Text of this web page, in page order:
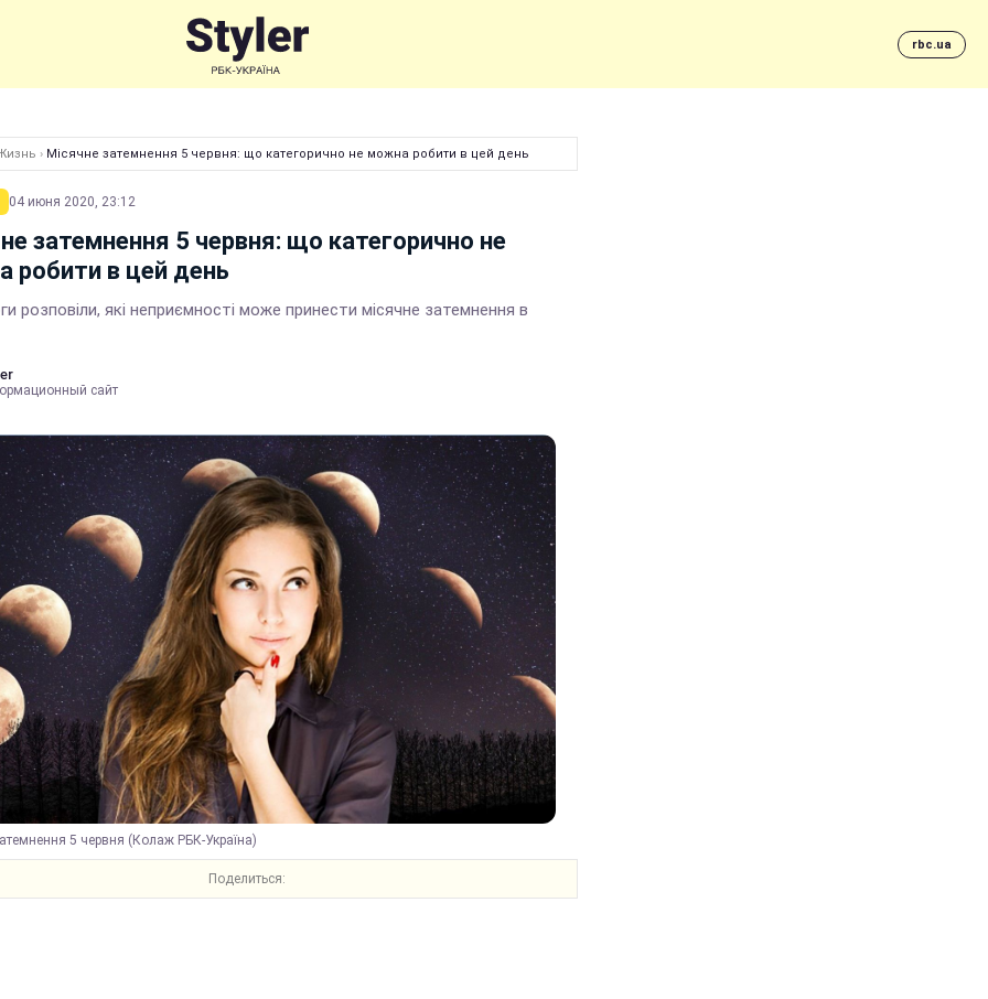
rbc.ua
› Місячне затемнення 5 червня: що категорично не можна робити в цей день
04 июня 2020, 23:12
затемнення 5 червня: що категорично не
робити в цей день
розповіли, які неприємності може принести місячне затемнення в
сайт
5 червня (Колаж РБК-Україна)
Поделиться: